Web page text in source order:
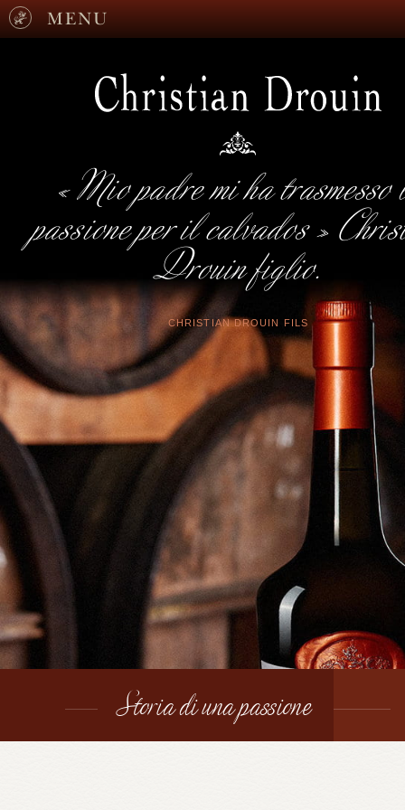
MENU
« Mio padre mi ha
passione per il calvados »
Drouin figlio.
CHRISTIAN DROUIN FILS
Storia di una passione